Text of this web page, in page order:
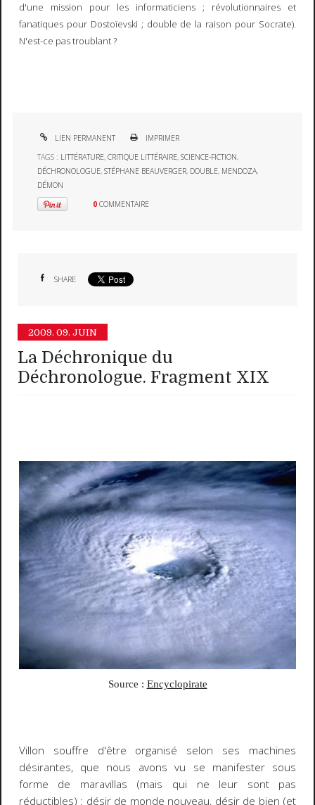
d'une mission pour les informaticiens ; révolutionnaires et
fanatiques pour Dostoïevski ; double de la raison pour Socrate).
N'est-ce pas troublant ?
LIEN PERMANENT
IMPRIMER
TAGS : LITTÉRATURE,CRITIQUE LITTÉRAIRE,SCIENCE-FICTION,
DÉCHRONOLOGUE,STÉPHANE BEAUVERGER, DOUBLE, MENDOZA,
DÉMON
0 COMMENTAIRE
SHARE
2009. 09. JUIN
La Déchronique du
Déchronologue. Fragment XIX
Source : Encyclopirate
Villon souffre d'être organisé selon ses machines
désirantes, que nous avons vu se manifester sous
forme de maravillas (mais qui ne leur sont pas
réductibles) : désir de monde nouveau, désir de bien (et